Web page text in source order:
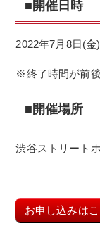
■開催日時
2022年7月8日(金
※終了時間が前
■開催場所
渋谷ストリート
お申し込みは